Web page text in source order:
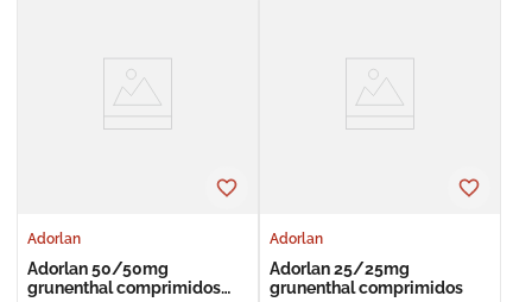
Adorlan
Adorlan 50/50mg
grunenthal comprimidos
Adorlan
Adorlan 25/25mg
grunenthal comprimidos
roche posay
megacistin